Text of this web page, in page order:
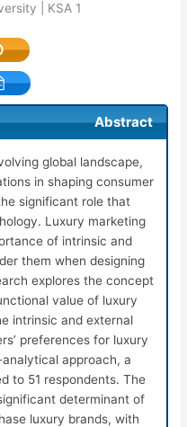
1
King Abdulaziz University | KSA
Abstract
global landscape,
in shaping consumer
significant role that
Luxury marketing
of intrinsic and
them when designing
explores the concept
value of luxury
intrinsic and external
preferences for luxury
approach, a
to 51 respondents. The
determinant of
luxury brands, with